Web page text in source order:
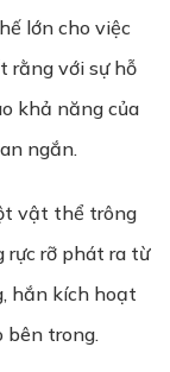
lớn cho việc
rằng với sự hỗ
khả năng của
ngắn.
vật thể trông
rực rỡ phát ra từ
hắn kích hoạt
bên trong.